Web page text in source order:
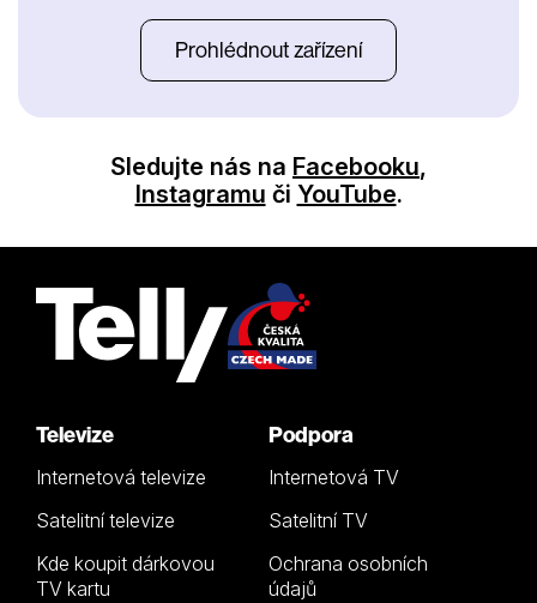
Prohlédnout zařízení
Sledujte nás na Facebooku,
Instagramu či YouTube.
Televize
Internetová televize
Satelitní televize
Kde koupit dárkovou
TV kartu
Podpora
Internetová TV
Satelitní TV
Ochrana osobních
údajů